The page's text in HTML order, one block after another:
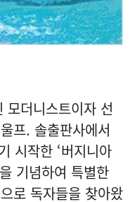
더니스트이자 선
프. 솔출판사에서
시작한 ‘버지니아
기념하여 특별한
로 독자들을 찾아왔